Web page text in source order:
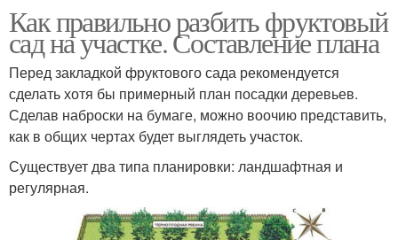
Как правильно разбить фруктовый
сад на участке. Составление плана
Перед закладкой фруктового сада рекомендуется
сделать хотя бы примерный план посадки деревьев.
Сделав наброски на бумаге, можно воочию представить,
как в общих чертах будет выглядеть участок.
Существует два типа планировки: ландшафтная и
регулярная.